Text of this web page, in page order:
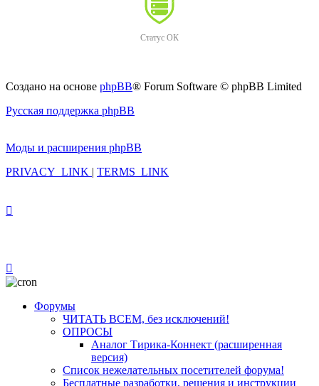
Статус ОК
Создано на основе phpBB® Forum Software © phpBB Limited
Русская поддержка phpBB
Моды и расширения phpBB
PRIVACY_LINK | TERMS_LINK
Форумы
ЧИТАТЬ ВСЕМ, без исключений!
ОПРОСЫ
Аналог Тирика-Коннект (расширенная
версия)
Список нежелательных посетителей форума!
Бесплатные разработки, решения и инструкции